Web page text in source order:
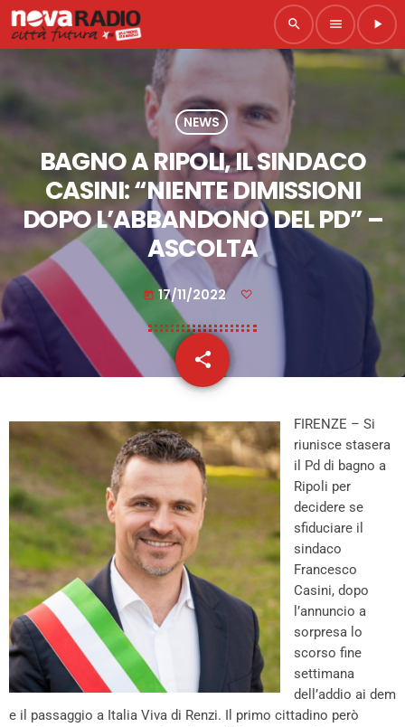
search menu play_arrow
NEWS
BAGNO A RIPOLI, IL SINDACO
CASINI: “NIENTE DIMISSIONI
DOPO L’ABBANDONO DEL PD” –
ASCOLTA
today 17/11/2022
share
email
FIRENZE – Si
riunisce stasera
il Pd di bagno a
Ripoli per
decidere se
sfiduciare il
sindaco
Francesco
Casini, dopo
l’annuncio a
sorpresa lo
scorso fine
settimana
dell’addio ai dem
e il passaggio a Italia Viva di Renzi. Il primo cittadino però